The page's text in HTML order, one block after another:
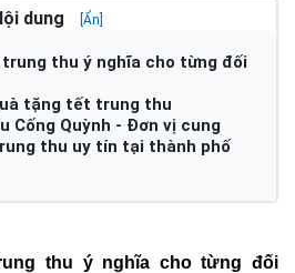
dung [Ẩn]
thu ý nghĩa cho từng đối
tặng tết trung thu
Cống Quỳnh - Đơn vị cung
thu uy tín tại thành phố
thu ý nghĩa cho từng đối